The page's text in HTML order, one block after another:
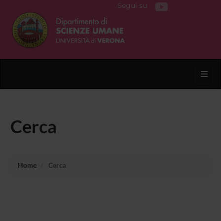
Segui su
Cerca
Home Cerca